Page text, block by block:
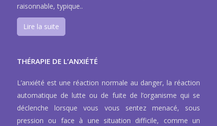
raisonnable, typique..
Lire la suite
THÉRAPIE DE L’ANXIÉTÉ
L’anxiété est une réaction normale au danger, la réaction
automatique de lutte ou de fuite de l’organisme qui se
déclenche lorsque vous vous sentez menacé, sous
pression ou face à une situation difficile, comme un